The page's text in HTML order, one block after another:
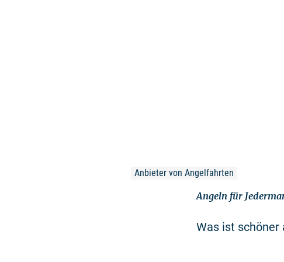
Anbieter von Angelfahrten
Angeln für
Was ist schöner